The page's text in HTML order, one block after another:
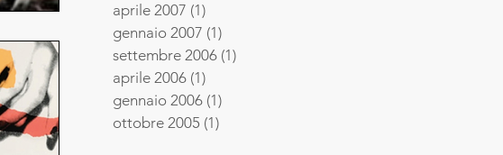
aprile 2007 (1)
gennaio 2007 (1)
settembre 2006 (1)
aprile 2006 (1)
gennaio 2006 (1)
ottobre 2005 (1)